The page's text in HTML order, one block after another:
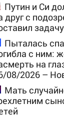
Путин и Си
друг с
Пыталась
с ним:
на
08/2026 –
Мать